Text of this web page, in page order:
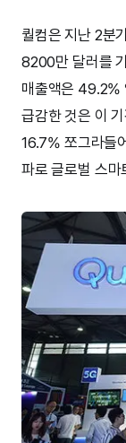
퀄컴은 지난 2분
8200만 달러를
매출액은 49.2%
급감한 것은 이
16.7% 쪼그라들
파로 글로벌 스